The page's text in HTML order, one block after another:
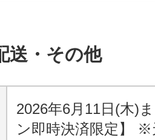
送・その他
2026年6月11日(木)
ン即時決済限定】